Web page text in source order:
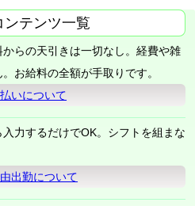
テンツ一覧
らの天引きは一切なし。経費や雑
お給料の全額が手取りです。
いについて
力するだけでOK。シフトを組まな
出勤について